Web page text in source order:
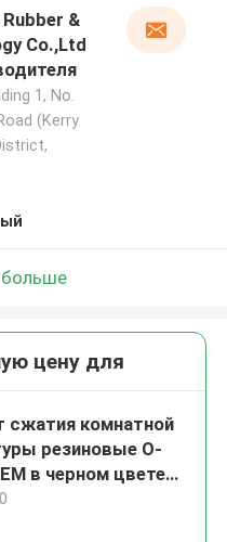
&
Co.,Ltd
1, No.
(Kerry
цену для
сжатия комнатной
резиновые O-
в черном цвете
30A 45A 70A 80A